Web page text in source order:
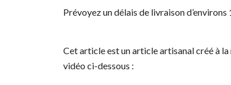
Prévoyez un délais de livraison
Cet article est un article artisanal créé à
vidéo ci-dessous :